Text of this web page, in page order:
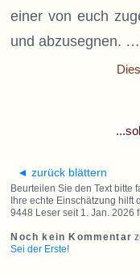
einer von euch
und abzusegnen. …
◄ zurück blättern
Beurteilen Sie den Text bitte
Ihre echte Einschätzung hilft
9448 Leser seit 1. Jan. 2026
Noch kein Kommentar
Sei der Erste!